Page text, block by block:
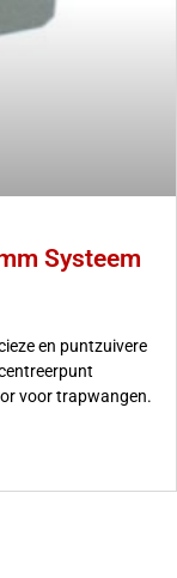
Systeem
en puntzuivere
voor trapwangen.